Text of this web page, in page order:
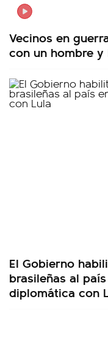
Vecinos en
con un hombre
El Gobierno
brasileñas al
diplomática con